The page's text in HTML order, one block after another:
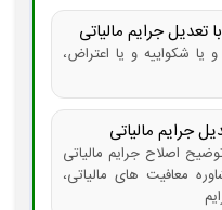
تعدیل جرایم مالیاتی
یا شکواییه و یا اعتراض،
جرایم مالیاتی
اصلاح جرایم مالیاتی
معافیت های مالیاتی،